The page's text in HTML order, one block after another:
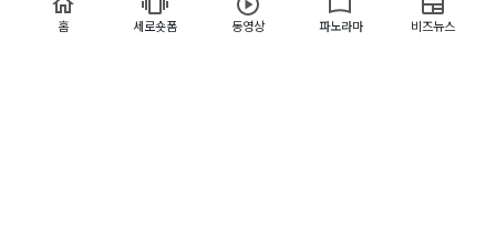
홈 세로숏폼 동영상 파노라마 비즈뉴스